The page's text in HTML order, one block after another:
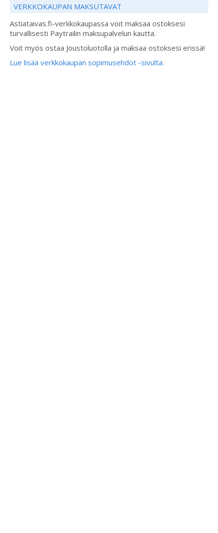
VERKKOKAUPAN MAKSUTAVAT
Astiataivas.fi-verkkokaupassa voit maksaa ostoksesi
turvallisesti Paytrailin maksupalvelun kautta.
Voit myös ostaa Joustoluotolla ja maksaa ostoksesi erissä!
Lue lisää verkkokaupan sopimusehdot -sivulta.